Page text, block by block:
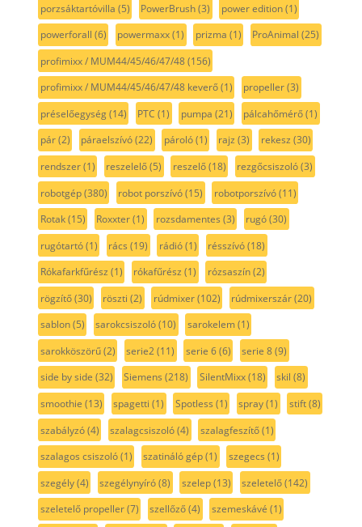
porzsáktartóvilla (5) PowerBrush(3) power edition(1)
powerforall (6) powermaxx(1) prizma (1) ProAnimal (25)
profimixx / MUM44/45/46/47/48(156)
profimixx / MUM44/45/46/47/48 keverő(1) propeller(3)
préselőegység(14) PTC (1) pumpa (21) pálcahőmérő(1)
pár(2) páraelszívó(22) pároló(1) rajz (3) rekesz (30)
rendszer(1) reszelelő(5) reszelő(18) rezgőcsiszoló(3)
robotgép(380) robot porszívó(15) robotporszívó(11)
Rotak(15) Roxxter(1) rozsdamentes (3) rugó(30)
rugótartó(1) rács (19) rádió(1) résszívó(18)
Rókafarkfűrész (1) rókafűrész (1) rózsaszín(2)
rögzítő(30) röszti (2) rúdmixer(102) rúdmixerszár(20)
sablon(5) sarokcsiszoló(10) sarokelem(1)
sarokköszörű(2) serie2(11) serie 6(6) serie 8(9)
side by side (32) Siemens (218) SilentMixx(18) skil (8)
smoothie (13) spagetti (1) Spotless (1) spray(1) stift(8)
szabályzó(4) szalagcsiszoló(4) szalagfeszítő(1)
szalagos csiszoló(1) szatináló gép(1) szegecs (1)
szegély(4) szegélynyíró(8) szelep(13) szeletelő(142)
szeletelő propeller(7) szellőző(4) szemeskávé (1)